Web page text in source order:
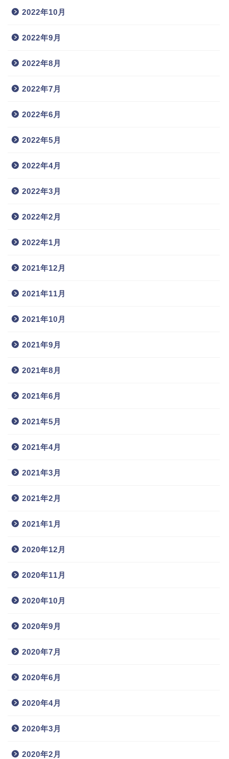
2022年10月
2022年9月
2022年8月
2022年7月
2022年6月
2022年5月
2022年4月
2022年3月
2022年2月
2022年1月
2021年12月
2021年11月
2021年10月
2021年9月
2021年8月
2021年6月
2021年5月
2021年4月
2021年3月
2021年2月
2021年1月
2020年12月
2020年11月
2020年10月
2020年9月
2020年7月
2020年6月
2020年4月
2020年3月
2020年2月